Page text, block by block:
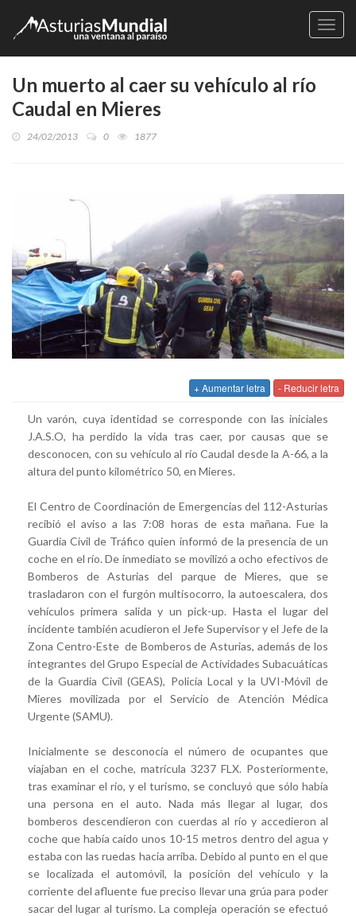
Un muerto al caer su vehículo al río
Caudal en Mieres
24/02/2013 0 1877
+ Aumentar letra - Reducir letra
Un varón, cuya identidad se corresponde con las iniciales
J.A.S.O, ha perdido la vida tras caer, por causas que se
desconocen, con su vehículo al río Caudal desde la A-66, a la
altura del punto kilométrico 50, en Mieres.
El Centro de Coordinación de Emergencias del 112-Asturias
recibió el aviso a las 7:08 horas de esta mañana. Fue la
Guardia Civil de Tráfico quien informó de la presencia de un
coche en el río. De inmediato se movilizó a ocho efectivos de
Bomberos de Asturias del parque de Mieres, que se
trasladaron con el furgón multisocorro, la autoescalera, dos
vehículos primera salida y un pick-up. Hasta el lugar del
incidente también acudieron el Jefe Supervisor y el Jefe de la
Zona Centro-Este de Bomberos de Asturias, además de los
integrantes del Grupo Especial de Actividades Subacuáticas
de la Guardia Civil (GEAS), Policía Local y la UVI-Móvil de
Mieres movilizada por el Servicio de Atención Médica
Urgente (SAMU).
Inicialmente se desconocía el número de ocupantes que
viajaban en el coche, matrícula 3237 FLX. Posteriormente,
tras examinar el río, y el turismo, se concluyó que sólo había
una persona en el auto. Nada más llegar al lugar, dos
bomberos descendieron con cuerdas al río y accedieron al
coche que había caído unos 10-15 metros dentro del agua y
estaba con las ruedas hacia arriba. Debido al punto en el que
se localizada el automóvil, la posición del vehículo y la
corriente del afluente fue preciso llevar una grúa para poder
sacar del lugar al turismo. La compleja operación se efectuó